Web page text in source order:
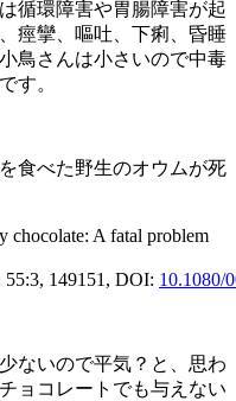
循環障害や胃腸障害が起
痙攣、嘔吐、下痢、昏睡
鳥さんは小さいので中毒
す。
食べた野生のオウムが死
chocolate: A fatal problem
55:3, 149151, DOI: 10.1080/
ないので平気？と、思わ
ョコレートでも与えない